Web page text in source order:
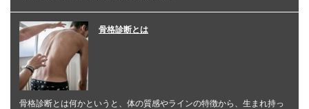
骨格診断とは
骨格診断とは何かというと、体の質感やラインの特徴から、生まれ持っ